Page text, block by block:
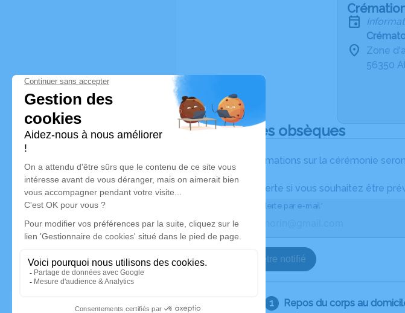
Zone
56350
Déroulé des obsèques
Les informations sur la cérémonie
Activez une alerte si vous souhaitez être
Recevoir une alerte par e-mail*
Je veux être notifié
Repos du corps au